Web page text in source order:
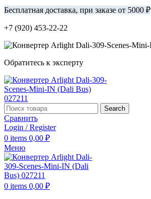
Бесплатная доставка, при заказе от 5000 ₽
+7 (920) 453-22-22
Обратитесь к эксперту
Search
Сравнить
Login / Register
0 items 0,00 ₽
Меню
0 items 0,00 ₽